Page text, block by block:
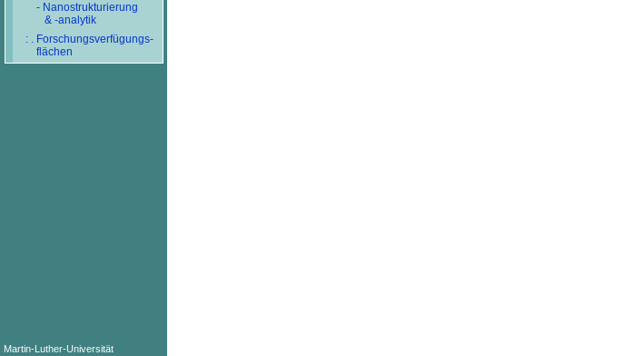
- Nanostrukturierung
& -analytik
: . Forschungsverfügungs-
flächen
Martin-Luther-Universität